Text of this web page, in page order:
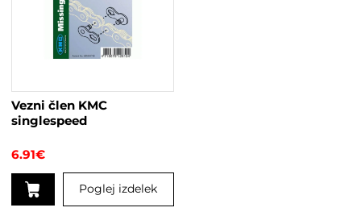
Vezni člen KMC
singlespeed
6.91€
Poglej izdelek